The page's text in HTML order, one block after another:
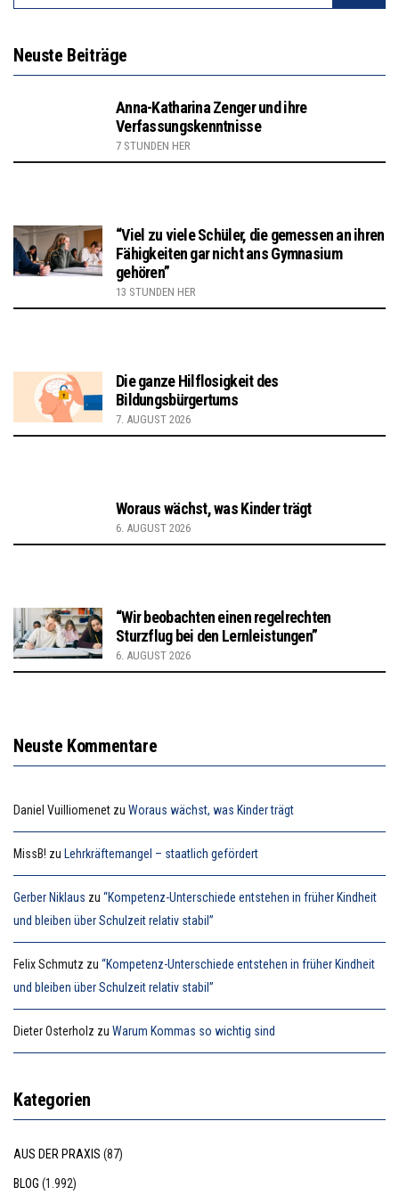
Neuste Beiträge
Anna-Katharina Zenger und ihre
Verfassungskenntnisse
7 STUNDEN HER
“Viel zu viele Schüler, die gemessen an ihren
Fähigkeiten gar nicht ans Gymnasium
gehören”
13 STUNDEN HER
Die ganze Hilflosigkeit des
Bildungsbürgertums
7. AUGUST 2026
Woraus wächst, was Kinder trägt
6. AUGUST 2026
“Wir beobachten einen regelrechten
Sturzflug bei den Lernleistungen”
6. AUGUST 2026
Neuste Kommentare
Daniel Vuilliomenet zu Woraus wächst, was Kinder trägt
MissB! zu Lehrkräftemangel – staatlich gefördert
Gerber Niklaus zu “Kompetenz-Unterschiede entstehen in früher Kindheit
und bleiben über Schulzeit relativ stabil”
Felix Schmutz zu “Kompetenz-Unterschiede entstehen in früher Kindheit
und bleiben über Schulzeit relativ stabil”
Dieter Osterholz zu Warum Kommas so wichtig sind
Kategorien
AUS DER PRAXIS (87)
BLOG (1.992)